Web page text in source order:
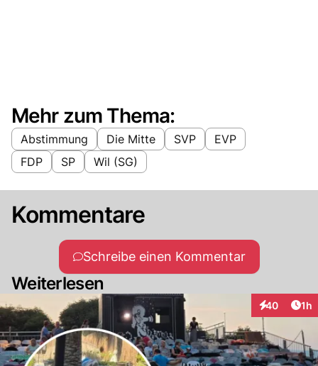
Mehr zum Thema:
Abstimmung Die Mitte SVP
EVP
FDP
SP Wil (SG)
Kommentare
Schreibe einen Kommentar
Weiterlesen
40
Interaktionen
1h